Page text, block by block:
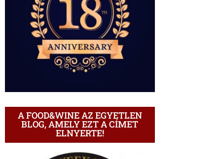
A FOOD&WINE AZ EGYETLEN
BLOG, AMELY EZT A CÍMET
ELNYERTE!